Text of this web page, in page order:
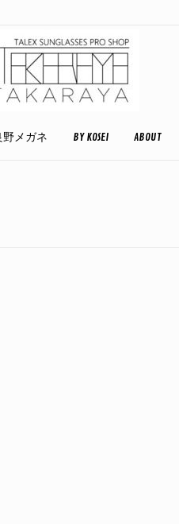
野メガネ BY KOSEI ABOUT